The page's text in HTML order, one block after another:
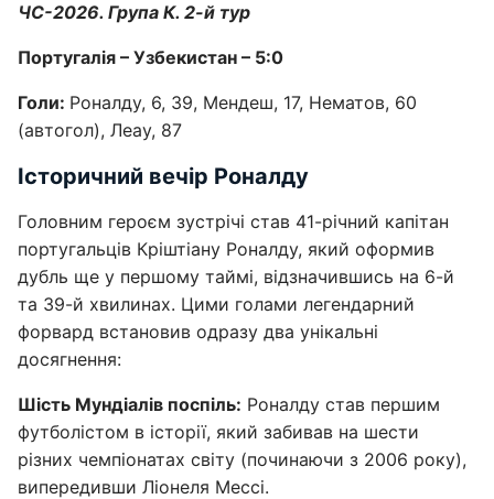
ЧС-2026. Група К. 2-й тур
Португалія – Узбекистан – 5:0
Голи: Роналду, 6, 39, Мендеш, 17, Нематов, 60
(автогол), Леау, 87
Історичний вечір Роналду
Головним героєм зустрічі став 41-річний капітан
португальців Кріштіану Роналду, який оформив
дубль ще у першому таймі, відзначившись на 6-й
та 39-й хвилинах. Цими голами легендарний
форвард встановив одразу два унікальні
досягнення:
Шість Мундіалів поспіль: Роналду став першим
футболістом в історії, який забивав на шести
різних чемпіонатах світу (починаючи з 2006 року),
випередивши Ліонеля Мессі.